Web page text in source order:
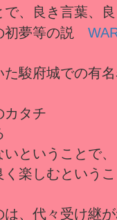
、良き言葉、
初夢等の説
駿府城での有
カタチ
ということで、
楽しむという
、代々受け継が